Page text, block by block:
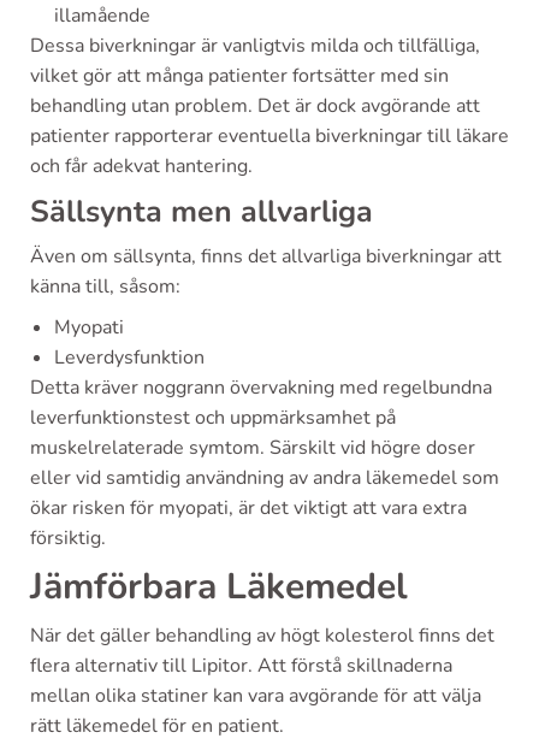
illamående
Dessa biverkningar är vanligtvis milda och tillfälliga,
vilket gör att många patienter fortsätter med sin
behandling utan problem. Det är dock avgörande att
patienter rapporterar eventuella biverkningar till läkare
och får adekvat hantering.
Sällsynta men allvarliga
Även om sällsynta, finns det allvarliga biverkningar att
känna till, såsom:
Myopati
Leverdysfunktion
Detta kräver noggrann övervakning med regelbundna
leverfunktionstest och uppmärksamhet på
muskelrelaterade symtom. Särskilt vid högre doser
eller vid samtidig användning av andra läkemedel som
ökar risken för myopati, är det viktigt att vara extra
försiktig.
Jämförbara Läkemedel
När det gäller behandling av högt kolesterol finns det
flera alternativ till Lipitor. Att förstå skillnaderna
mellan olika statiner kan vara avgörande för att välja
rätt läkemedel för en patient.